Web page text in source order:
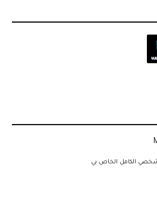
الكامل الخاص بي